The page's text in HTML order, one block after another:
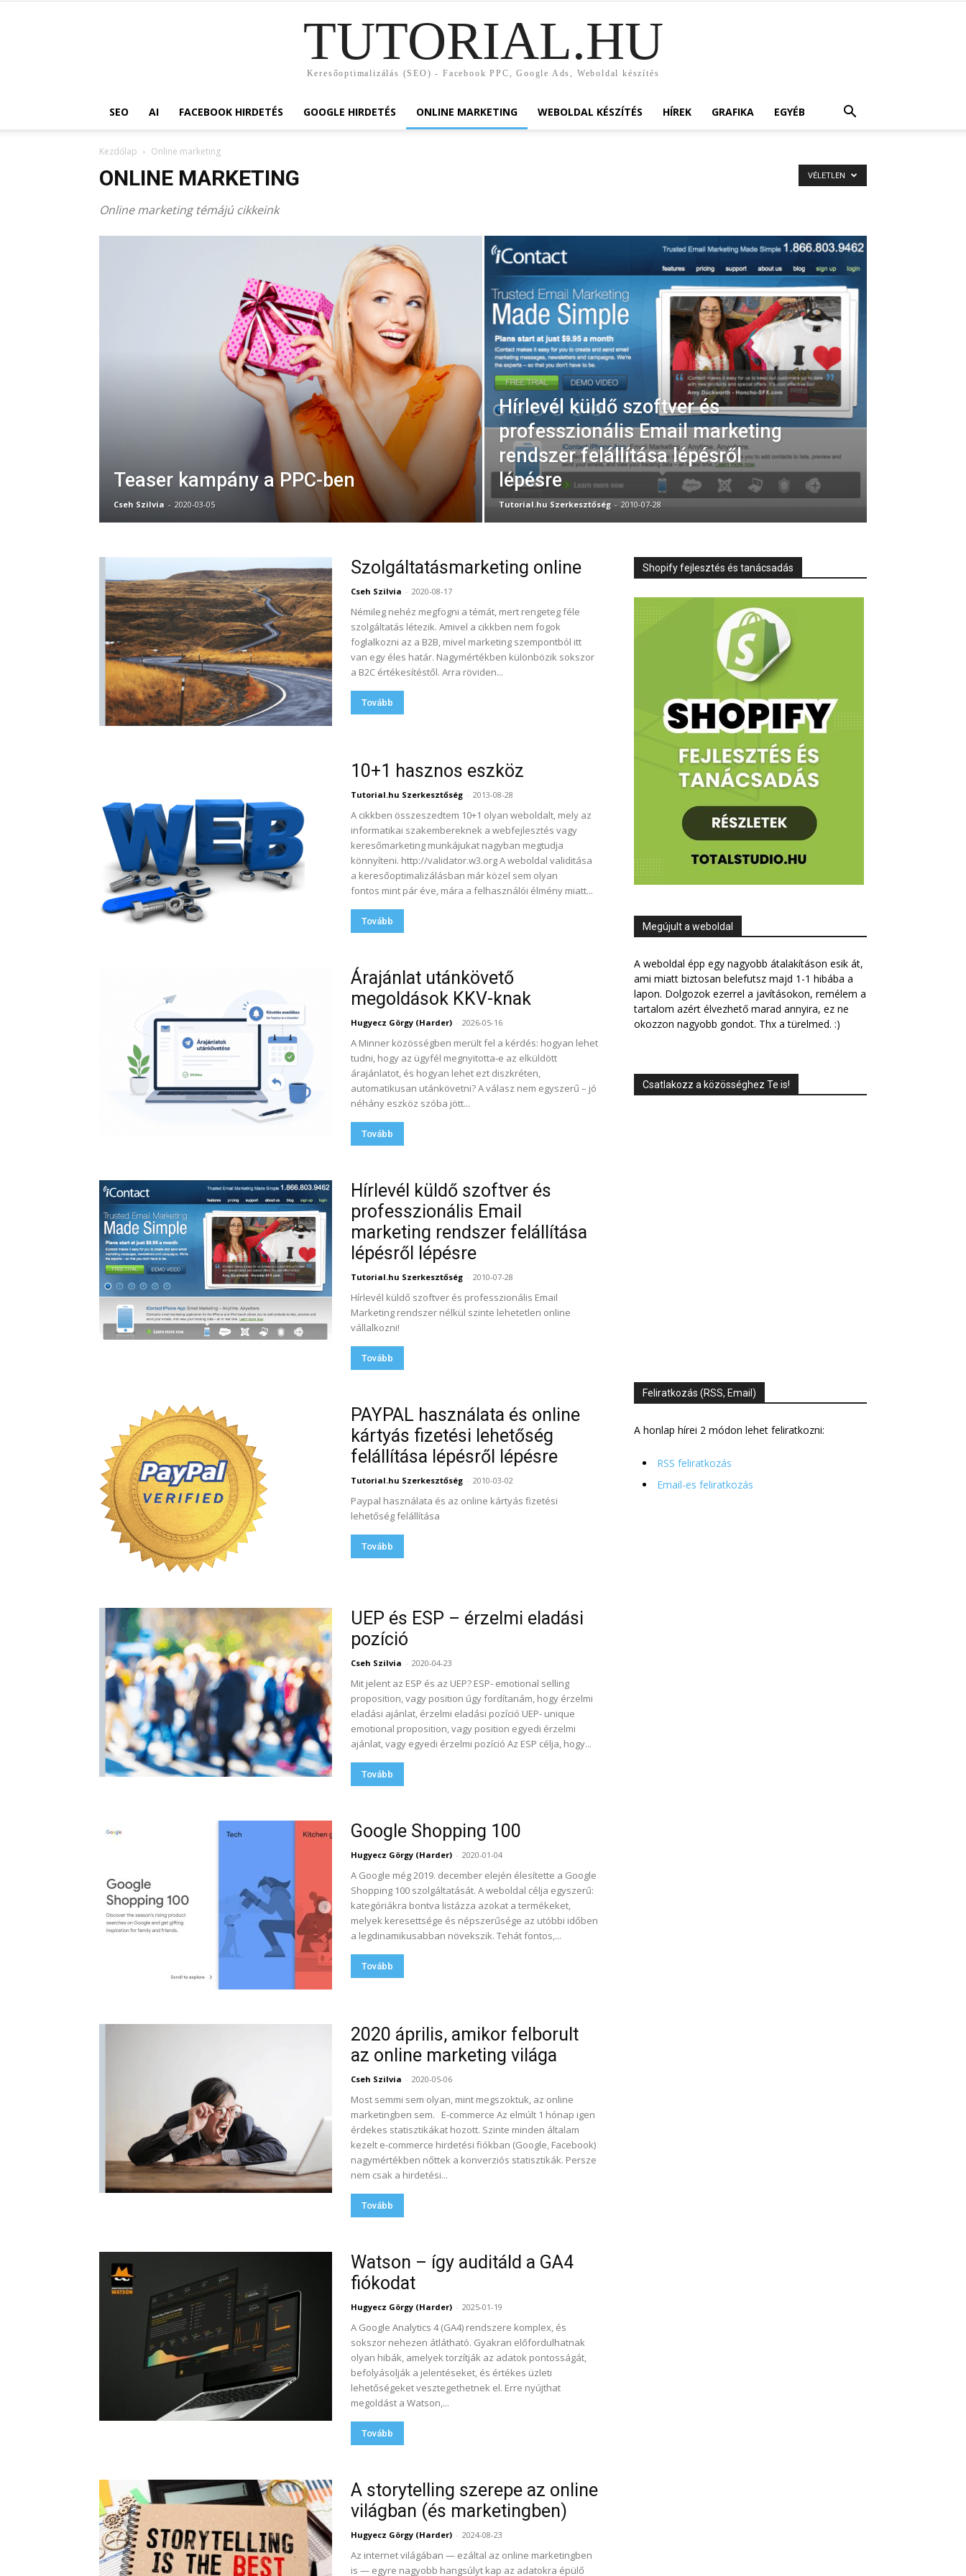
TUTORIAL.HU
Keresőoptimalizálás (SEO) - Facebook PPC, Google Ads, Weboldal készítés
SEO AI FACEBOOK HIRDETÉS GOOGLE HIRDETÉS ONLINE MARKETING WEBOLDAL KÉSZÍTÉS HÍREK GRAFIKA EGYÉB
Kezdőlap Online marketing
ONLINE MARKETING
Online marketing témájú cikkeink
VÉLETLEN
Teaser kampány a PPC-ben
Cseh Szilvia - 2020-03-05
Hírlevél küldő szoftver és
professzionális Email marketing
rendszer felállítása lépésről
lépésre
Tutorial.hu Szerkesztőség - 2010-07-28
Szolgáltatásmarketing online
Cseh Szilvia - 2020-08-17
Némileg nehéz megfogni a témát, mert rengeteg féle
szolgáltatás létezik. Amivel a cikkben nem fogok
foglalkozni az a B2B, mivel marketing szempontból itt
van egy éles határ. Nagymértékben különbözik sokszor
a B2C értékesítéstől. Arra röviden...
Tovább
10+1 hasznos eszköz
Tutorial.hu Szerkesztőség - 2013-08-28
A cikkben összeszedtem 10+1 olyan weboldalt, mely az
informatikai szakembereknek a webfejlesztés vagy
keresőmarketing munkájukat nagyban megtudja
könnyíteni. http://validator.w3.org A weboldal validitása
a keresőoptimalizálásban már közel sem olyan
fontos mint pár éve, mára a felhasználói élmény miatt...
Tovább
Árajánlat utánkövető
megoldások KKV-knak
Hugyecz Görgy (Harder) - 2026-05-16
A Minner közösségben merült fel a kérdés: hogyan lehet
tudni, hogy az ügyfél megnyitotta-e az elküldött
árajánlatot, és hogyan lehet ezt diszkréten,
automatikusan utánkövetni? A válasz nem egyszerű – jó
néhány eszköz szóba jött...
Tovább
Hírlevél küldő szoftver és
professzionális Email
marketing rendszer felállítása
lépésről lépésre
Tutorial.hu Szerkesztőség - 2010-07-28
Hírlevél küldő szoftver és professzionális Email
Marketing rendszer nélkül szinte lehetetlen online
vállalkozni!
Tovább
PAYPAL használata és online
kártyás fizetési lehetőség
felállítása lépésről lépésre
Tutorial.hu Szerkesztőség - 2010-03-02
Paypal használata és az online kártyás fizetési
lehetőség felállítása
Tovább
UEP és ESP – érzelmi eladási
pozíció
Cseh Szilvia - 2020-04-23
Mit jelent az ESP és az UEP? ESP- emotional selling
proposition, vagy position úgy fordítanám, hogy érzelmi
eladási ajánlat, érzelmi eladási pozíció UEP- unique
emotional proposition, vagy position egyedi érzelmi
ajánlat, vagy egyedi érzelmi pozíció Az ESP célja, hogy...
Tovább
Google Shopping 100
Hugyecz Görgy (Harder) - 2020-01-04
A Google még 2019. december elején élesítette a Google
Shopping 100 szolgáltatását. A weboldal célja egyszerű:
kategóriákra bontva listázza azokat a termékeket,
melyek keresettsége és népszerűsége az utóbbi időben
a legdinamikusabban növekszik. Tehát fontos,...
Tovább
2020 április, amikor felborult
az online marketing világa
Cseh Szilvia - 2020-05-06
Most semmi sem olyan, mint megszoktuk, az online
marketingben sem. E-commerce Az elmúlt 1 hónap igen
érdekes statisztikákat hozott. Szinte minden általam
kezelt e-commerce hirdetési fiókban (Google, Facebook)
nagymértékben nőttek a konverziós statisztikák. Persze
nem csak a hirdetési...
Tovább
Watson – így auditáld a GA4
fiókodat
Hugyecz Görgy (Harder) - 2025-01-19
A Google Analytics 4 (GA4) rendszere komplex, és
sokszor nehezen átlátható. Gyakran előfordulhatnak
olyan hibák, amelyek torzítják az adatok pontosságát,
befolyásolják a jelentéseket, és értékes üzleti
lehetőségeket vesztegethetnek el. Erre nyújthat
megoldást a Watson,...
Tovább
A storytelling szerepe az online
világban (és marketingben)
Hugyecz Görgy (Harder) - 2024-08-23
Az internet világában — ezáltal az online marketingben
is — egyre nagyobb hangsúlyt kap az adatokra épülő
Shopify fejlesztés és tanácsadás
Megújult a weboldal
A weboldal épp egy nagyobb átalakításon esik át,
ami miatt biztosan belefutsz majd 1-1 hibába a
lapon. Dolgozok ezerrel a javításokon, remélem a
tartalom azért élvezhető marad annyira, ez ne
okozzon nagyobb gondot. Thx a türelmed. :)
Csatlakozz a közösséghez Te is!
Feliratkozás (RSS, Email)
A honlap hírei 2 módon lehet feliratkozni:
RSS feliratkozás
Email-es feliratkozás